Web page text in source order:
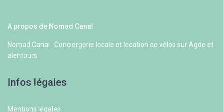
A propos de Nomad Canal
Nomad Canal : Conciergerie locale et location de vélos sur Agde et
alentours
Infos légales
Mentions légales